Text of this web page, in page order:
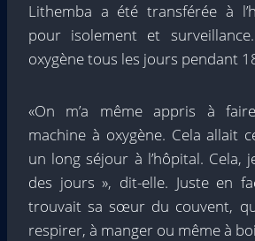
Lithemba a été transférée à
pour isolement et
oxygène tous les jours pendant
«On m’a même appris à
machine à oxygène. Cela allait
un long séjour à l’hôpital. Cela,
des jours », dit-elle. Juste en
trouvait sa sœur du couvent,
respirer, à manger ou même à